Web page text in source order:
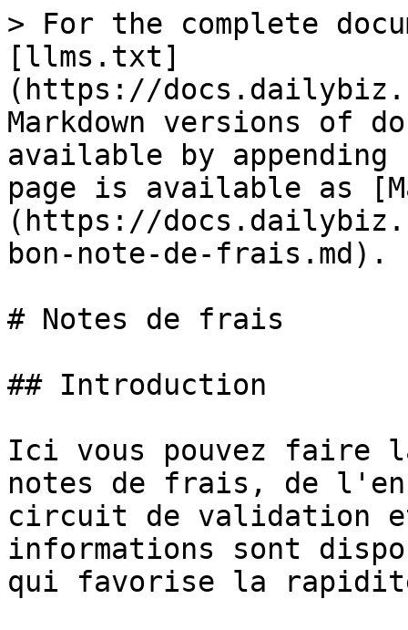
> For the complete
[llms.txt]
(https://
Markdown versions of
available by
page is available as
(https://
bon-note-de-frais.md).
# Notes de frais
## Introduction
Ici vous pouvez faire
notes de frais, de
circuit de validation
informations sont
qui favorise la